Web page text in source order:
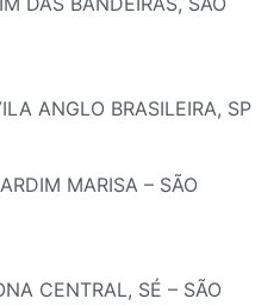
ANGLO BRASILEIRA, SP
MARISA – SÃO
CENTRAL, SÉ – SÃO